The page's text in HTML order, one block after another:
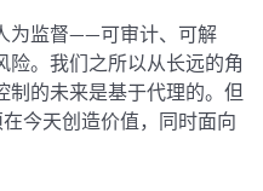
为监督——可审计、可解
险。我们之所以从长远的角
制的未来是基于代理的。但
今天创造价值，同时面向